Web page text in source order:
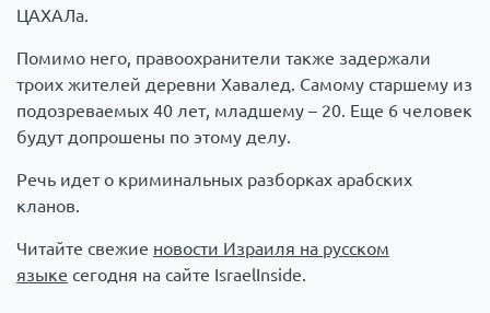
ЦАХАЛа.
Помимо него, правоохранители также задержали
троих жителей деревни Хавалед. Самому старшему из
подозреваемых 40 лет, младшему – 20. Еще 6 человек
будут допрошены по этому делу.
Речь идет о криминальных разборках арабских
кланов.
Читайте свежие новости Израиля на русском
языке сегодня на сайте IsraelInside.